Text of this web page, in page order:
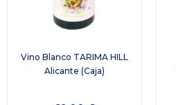
Vino Blanco TARIMA HILL
Alicante (Caja)